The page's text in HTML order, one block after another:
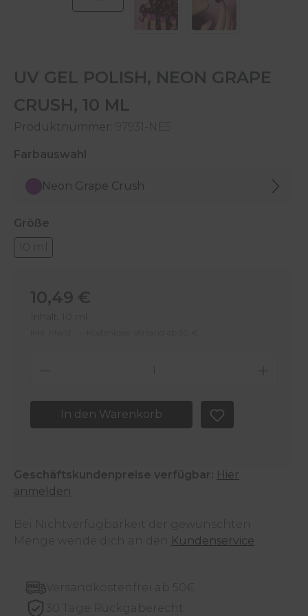
UV GEL POLISH, NEON GRAPE
CRUSH, 10 ML
Produktnummer: 97931-NE5
Farbauswahl
Neon Grape Crush
Größe
10 ml
Regulärer Preis:
10,49 €
Inhalt:
Produkt Anzahl: Gib den
In den Warenkorb
Geschäftskundenpreise verfügbar: Hier
anmelden
Bei Nichtverfügbarkeit der gewünschten
Menge wende dich an den
Kundenservice
Versandkostenfrei ab 50€
30 Tage Rückgaberecht